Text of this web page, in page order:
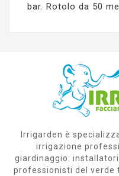
bar. Rotolo da 50
Irrigarden è
irrigazione
giardinaggio:
professionisti del verde